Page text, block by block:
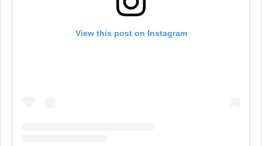
View this post on Instagram